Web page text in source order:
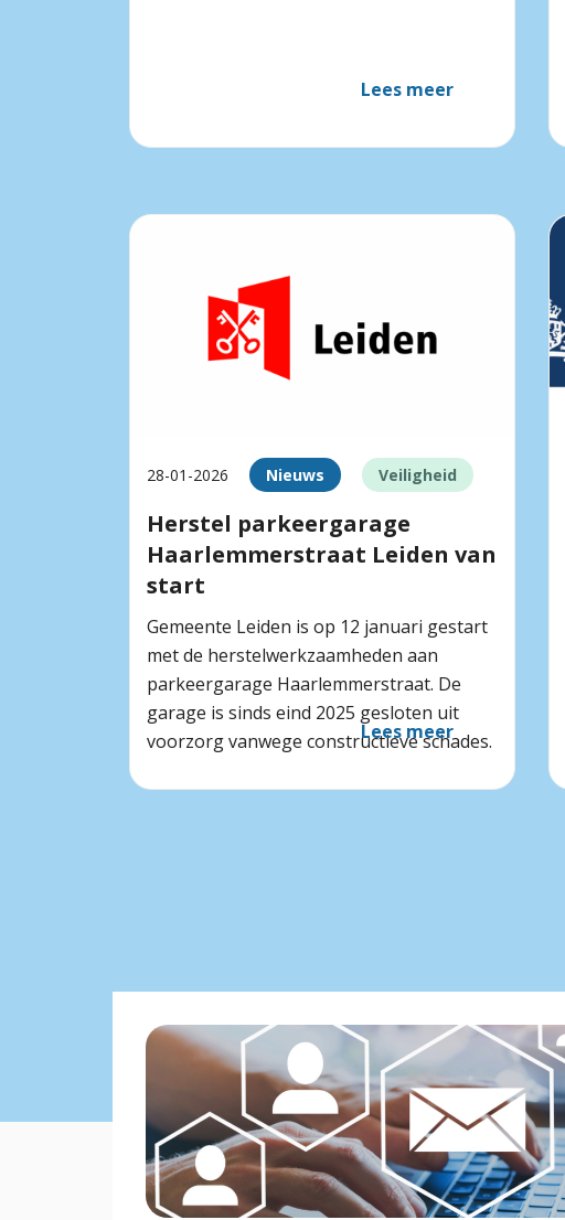
Lees meer
28-01-2026 Nieuws Veiligheid
Herstel parkeergarage
Haarlemmerstraat Leiden van
start
Gemeente Leiden is op 12 januari gestart
met de herstelwerkzaamheden aan
parkeergarage Haarlemmerstraat. De
garage is sinds eind 2025 gesloten uit
voorzorg vanwege constructieve schades.
Lees meer